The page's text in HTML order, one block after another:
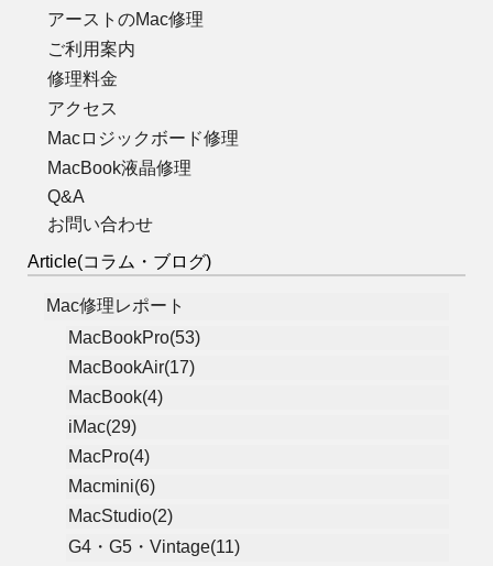
アーストのMac修理
ご利用案内
修理料金
アクセス
Macロジックボード修理
MacBook液晶修理
Q&A
お問い合わせ
Article(コラム・ブログ)
Mac修理レポート
MacBookPro(53)
MacBookAir(17)
MacBook(4)
iMac(29)
MacPro(4)
Macmini(6)
MacStudio(2)
G4・G5・Vintage(11)